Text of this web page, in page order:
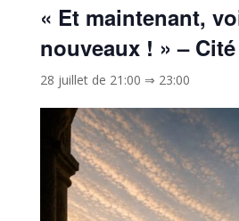
« Et maintenant,
nouveaux ! » –
28 juillet de 21:00 ⇒ 23:00